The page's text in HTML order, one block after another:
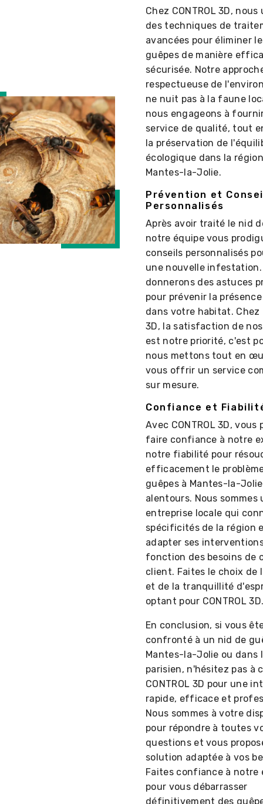
Chez CONTROL 3D,
des techniques de
avancées pour éliminer
guêpes de manière
sécurisée. Notre
respectueuse de
ne nuit pas à la faune
nous engageons à
service de qualité, tout
la préservation de
écologique dans la
Mantes-la-Jolie.
Prévention et
Personnalisés
Après avoir traité le nid
notre équipe vous
conseils personnalisés
une nouvelle infestation.
donnerons des astuces
pour prévenir la
dans votre habitat. Chez
3D, la satisfaction de
est notre priorité, c'est
nous mettons tout en
vous offrir un service
sur mesure.
Confiance et
Avec CONTROL 3D, vous
faire confiance à notre
notre fiabilité pour
efficacement le
guêpes à Mantes-la-
alentours. Nous sommes
entreprise locale qui
spécificités de la région
adapter ses
fonction des besoins de
client. Faites le choix de
et de la tranquillité
optant pour CONTROL
En conclusion, si vous
confronté à un nid de
Mantes-la-Jolie ou dans
parisien, n'hésitez pas à
CONTROL 3D pour une
rapide, efficace et
Nous sommes à votre
pour répondre à toutes
questions et vous
solution adaptée à vos
Faites confiance à notre
pour vous débarrasser
définitivement des